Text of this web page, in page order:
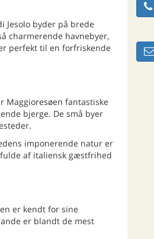
Jesolo byder på brede
charmerende havnebyer,
perfekt til en forfriskende
Maggioresøen fantastiske
bjerge. De små byer
imponerende natur er
af italiensk gæstfrihed
er kendt for sine
er blandt de mest